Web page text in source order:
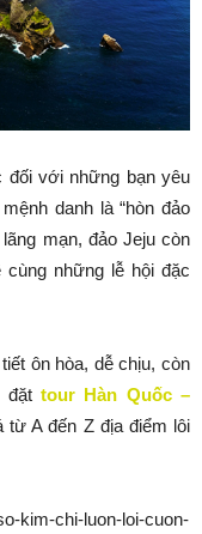
đối với những bạn yêu
danh là “hòn đảo
mạn, đảo Jeju còn
những lễ hội đặc
ôn hòa, dễ chịu, còn
đặt tour Hàn Quốc –
từ A đến Z địa điểm lôi